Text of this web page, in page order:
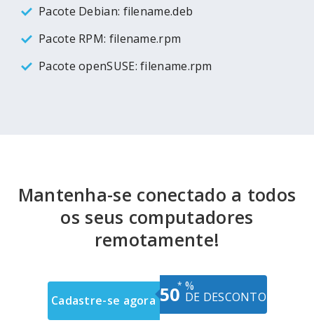
Pacote Debian: filename.deb
Pacote RPM: filename.rpm
Pacote openSUSE: filename.rpm
Mantenha-se conectado a todos
os seus computadores
remotamente!
Cadastre-se agora 50* %
DE DESCONTO